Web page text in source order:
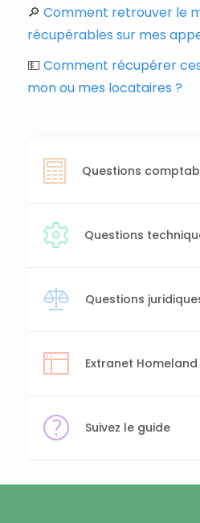
🔎 Comment retrouver le
récupérables sur mes
💵 Comment récupérer
mon ou mes locataires ?
Questions
Questions
Questions
Extranet Homeland
Suivez le guide